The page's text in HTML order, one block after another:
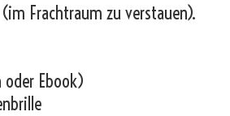
(im Frachtraum zu verstauen).
oder Ebook)